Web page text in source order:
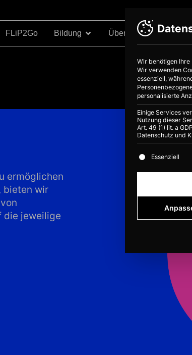
FLiP2Go Bildung Über Uns Projekte
ermöglichen
bieten wir
die jeweilige
Wir benötigen Ihre
Wir verwenden
essenziell,
personalisierte
Einige Services
Nutzung dieser
Art. 49 (1) lit. a
Datenschutz und
Es folgt eine
Essenziell